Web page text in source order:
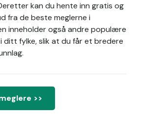
kan du hente inn gratis og
fra de beste meglerne i
inneholder også andre populære
ditt fylke, slik at du får et bredere
>>